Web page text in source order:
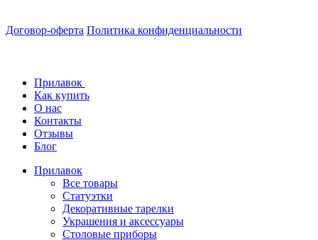
Договор-оферта Политика конфиденциальности
Прилавок
Как купить
О нас
Контакты
Отзывы
Блог
Прилавок
Все товары
Статуэтки
Декоративные тарелки
Украшения и аксессуары
Столовые приборы